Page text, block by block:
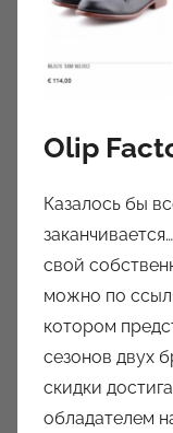
Olip
Казалось бы
свой
можно по
котором
сезонов двух
скидки
обладателем